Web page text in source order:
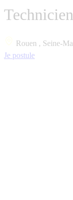
Rouen , Seine-
Je postule